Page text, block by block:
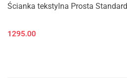
Ścianka tekstylna Prosta Standard
1295.00